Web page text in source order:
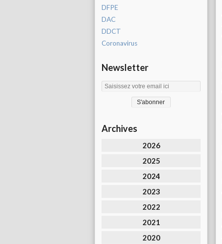
DFPE
DAC
DDCT
Coronavirus
Newsletter
Archives
2026
2025
2024
2023
2022
2021
2020